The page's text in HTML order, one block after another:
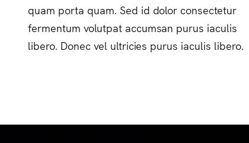
quam porta quam. Sed id dolor consectetur
fermentum volutpat accumsan purus iaculis
libero. Donec vel ultricies purus iaculis libero.